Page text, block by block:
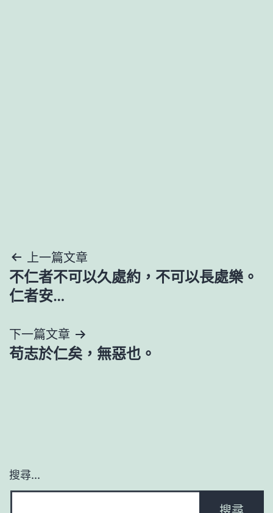
文
章
覽
上一篇文章
不仁者不可以久處約，不可以長處樂。
仁者安…
下一篇文章
苟志於仁矣，無惡也。
搜尋...